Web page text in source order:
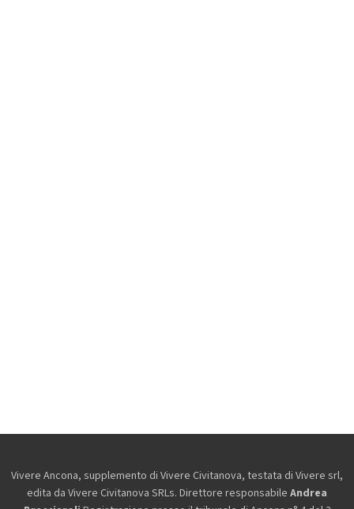
Vivere Ancona, supplemento di Vivere Civitanova, testata di Vivere srl,
edita da Vivere Civitanova SRLs. Direttore responsabile Andrea